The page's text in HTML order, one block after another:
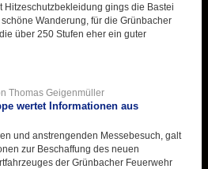
Hitzeschutzbekleidung gings die Bastei
Wanderung, für die Grünbacher
über 250 Stufen eher ein guter
Thomas Geigenmüller
wertet Informationen aus
und anstrengenden Messebesuch, galt
zur Beschaffung des neuen
der Grünbacher Feuerwehr